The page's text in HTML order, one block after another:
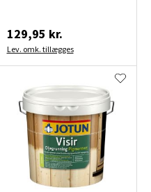
129,95 kr.
Lev. omk. tillægges